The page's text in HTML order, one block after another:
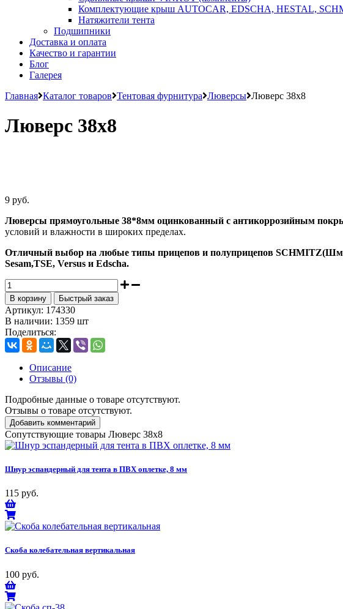
Комплектующие крыш AUTOCAR, EDSCHA, HESTAL,
Натяжители тента
Подшипники
Доставка и оплата
Качество и гарантии
Блог
Галерея
Главная Каталог товаров Тентовая фурнитура Люверсы Люверс 38х8
Люверс 38х8
9 руб.
Люверсы прямоугольные 38*8мм оцинкованный с антикоррозийным
условий и влажности в широких пределах.
Отличный выбор на любые типы прицепов и полуприцепов
Sesam,TSE, Versus и Edscha.
В корзину Быстрый заказ
Артикул: 174330
В наличии: 1359 шт
Поделиться:
Описание
Отзывы (0)
Подробные данные о товаре отсутствуют.
Отзывы о товаре отсутствуют.
Добавить комментарий
Сопутствующие товары Люверс 38х8
Шнур эспандерный для тента в ПВХ оплетке, 8 мм
115 руб.
Скоба колебательная вертикальная
100 руб.